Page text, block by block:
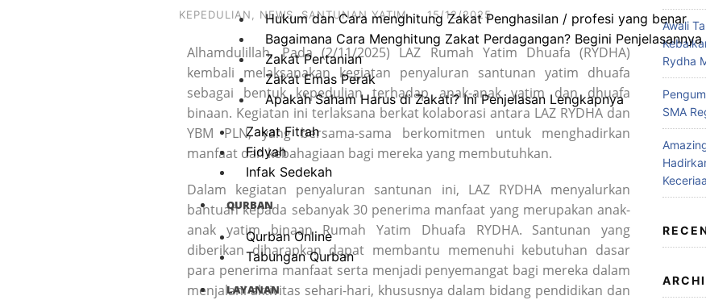
Hukum dan Cara menghitung Zakat Penghasilan / profesi yang benar
Bagaimana Cara Menghitung Zakat Perdagangan? Begini Penjelasannya
Zakat Pertanian
Zakat Emas Perak
Apakah Saham Harus di Zakati? Ini Penjelasan Lengkapnya
Zakat Fitrah
Fidyah
Infak Sedekah
QURBAN
Qurban Online
Tabungan Qurban
LAYANAN
KEPEDULIAN NEWS,SANTUNAN YATIM · 15/12/2025
Alhamdulillah, Pada (2/11/2025) LAZ Rumah Yatim Dhuafa (RYDHA)
kembali melaksanakan kegiatan penyaluran santunan yatim dhuafa
sebagai bentuk kepedulian terhadap anak-anak yatim dan dhuafa
binaan. Kegiatan ini terlaksana berkat kolaborasi antara LAZ RYDHA dan
YBM PLN, yang bersama-sama berkomitmen untuk menghadirkan
manfaat dan kebahagiaan bagi mereka yang membutuhkan.
Dalam kegiatan penyaluran santunan ini, LAZ RYDHA menyalurkan
bantuan kepada sebanyak 30 penerima manfaat yang merupakan anak-
anak yatim binaan Rumah Yatim Dhuafa RYDHA. Santunan yang
diberikan diharapkan dapat membantu memenuhi kebutuhan dasar
para penerima manfaat serta menjadi penyemangat bagi mereka dalam
menjalani aktivitas sehari-hari, khususnya dalam bidang pendidikan dan
Awali
Rydha
SMA